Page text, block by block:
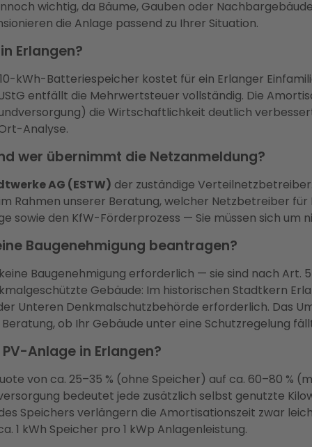
wichtig, da Bäume, Gauben oder
die Anlage passend zu Ihrer Situation.
Erlangen?
kWh-Batteriespeicher kostet für ein Erlanger
entfällt die Mehrwertsteuer vollständig. Die
die Wirtschaftlichkeit deutlich
Analyse.
wer übernimmt die Netzanmeldung?
AG (ESTW) der zuständige
Rahmen unserer Beratung, welcher Netzbetreiber
sowie den KfW-Förderprozess — Sie müssen sich um
Baugenehmigung beantragen?
Baugenehmigung erforderlich — sie sind nach Art.
Gebäude: Im historischen Stadtkern
Unteren Denkmalschutzbehörde erforderlich. Das
ob Ihr Gebäude unter eine Schutzregelung
Anlage in Erlangen?
von ca. 25–35 % (ohne Speicher) auf ca. 60–80 %
bedeutet jede zusätzlich selbst genutzte
Speichers verlängern die Amortisationszeit zwar
1 kWh Speicher pro 1 kWp Anlagenleistung.